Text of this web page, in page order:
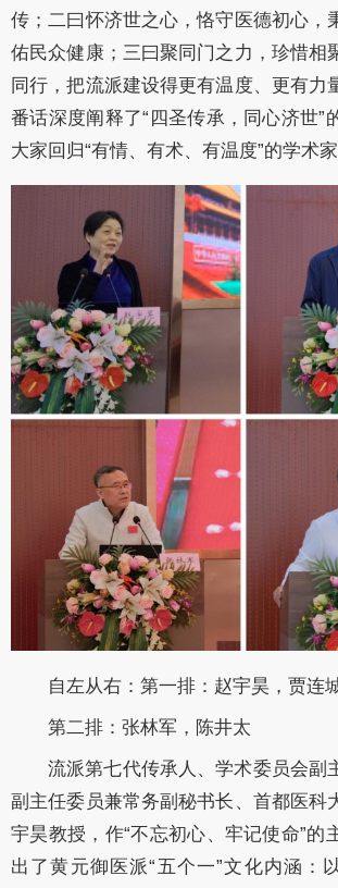
传；二曰怀济世之心，恪守医德初心，
佑民众健康；三曰聚同门之力，珍惜相
同行，把流派建设得更有温度、更有力
番话深度阐释了“四圣传承，同心济世”
大家回归“有情、有术、有温度”的学术家
自左从右：第一排：赵宇昊，贾连
第二排：张林军，陈井太
流派第七代传承人、学术委员会副
副主任委员兼常务副秘书长、首都医科
宇昊教授，作“不忘初心、牢记使命”的
出了黄元御医派“五个一”文化内涵：